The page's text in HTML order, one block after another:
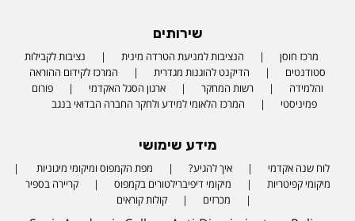
שירותים
מרכז חוסן הנציבות למניעת הטרדה מינית
נציבות לקבילות
סטודנטים
הדיקנט להוגנות מגדרית
המרכז לקידום ההוראה
והלמידה
רשות המחקר ארגון הסגל האקדמי
פורום
פמיניסטי
המרכז הלאומי למידע ולחקר החברה הבדואי בנגב
מידע שימושי
לוח שנה אקדמי איך להגיע?
מפת הקמפוס ומיקומי מיגוניות
מיקומי קפיטריות
מיקומי דיפיברילטורים בקמפוס
קריירה בספיר
מכרזים
קולות קוראים